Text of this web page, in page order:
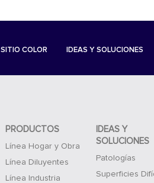
SITIO COLOR IDEAS Y SOLUCIONES
PRODUCTOS
Línea Hogar y Obra
Línea Diluyentes
Línea Industria
IDEAS Y
SOLUCIONES
Patologías
Superficies